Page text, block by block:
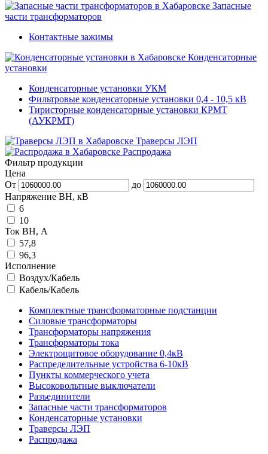
Запасные
части трансформаторов
Контактные зажимы
Конденсаторные
установки
Конденсаторные установки УКМ
Фильтровые конденсаторные установки 0,4 - 10,5 кВ
Тиристорные конденсаторные установки КРМТ
(АУКРМТ)
Траверсы ЛЭП
Распродажа
Фильтр продукции
Цена
От
до
Напряжение ВН, кВ
6
10
Ток ВН, А
57,8
96,3
Исполнение
Воздух/Кабель
Кабель/Кабель
Комплектные трансформаторные подстанции
Силовые трансформаторы
Трансформаторы напряжения
Трансформаторы тока
Электрощитовое оборудование 0,4кВ
Распределительные устройства 6-10кВ
Пункты коммерческого учета
Высоковольтные выключатели
Разъединители
Запасные части трансформаторов
Конденсаторные установки
Траверсы ЛЭП
Распродажа